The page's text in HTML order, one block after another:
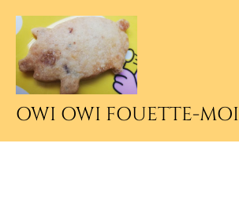
contenu
principal
OWI OWI FOUETTE-MOI